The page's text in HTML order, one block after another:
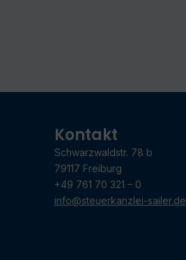
Kontakt
Schwarzwaldstr. 78 b
79117 Freiburg
+49 761 70 321 – 0
info@steuerkanzlei-sailer.de